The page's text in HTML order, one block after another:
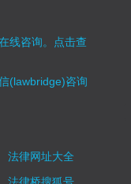
线咨询。 点击查
(lawbridge)咨询
法律网址大全